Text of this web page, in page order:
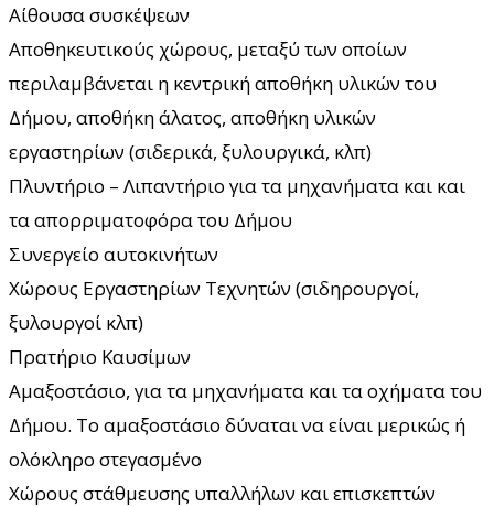
Αίθουσα συσκέψεων
Αποθηκευτικούς χώρους, μεταξύ των οποίων
περιλαμβάνεται η κεντρική αποθήκη υλικών του
Δήμου, αποθήκη άλατος, αποθήκη υλικών
εργαστηρίων (σιδερικά, ξυλουργικά, κλπ)
Πλυντήριο – Λιπαντήριο για τα μηχανήματα και και
τα απορριματοφόρα του Δήμου
Συνεργείο αυτοκινήτων
Χώρους Εργαστηρίων Τεχνητών (σιδηρουργοί,
ξυλουργοί κλπ)
Πρατήριο Καυσίμων
Αμαξοστάσιο, για τα μηχανήματα και τα οχήματα του
Δήμου. Το αμαξοστάσιο δύναται να είναι μερικώς ή
ολόκληρο στεγασμένο
Χώρους στάθμευσης υπαλλήλων και επισκεπτών